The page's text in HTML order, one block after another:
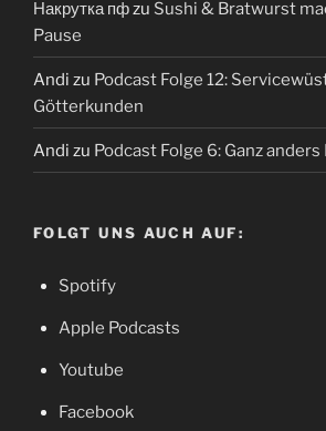
Накрутка пфzu Sushi & Bratwurst
Pause
Andi zu Podcast Folge 12:
Götterkunden
Andi zu Podcast Folge 6: Ganz anders
FOLGT UNS AUCH AUF:
Spotify
Apple Podcasts
Youtube
Facebook